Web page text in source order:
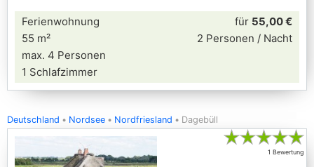
Ferienwohnung
55 m²
max. 4 Personen
1 Schlafzimmer
für 55,00 €
2 Personen / Nacht
Deutschland Nordsee Nordfriesland Dagebüll
★★★★★
1 Bewertung